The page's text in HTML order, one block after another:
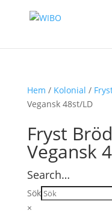
Hem / Kolonial /
Vegansk 48st/LD
Fryst
Vegansk
Search…
Sök
×